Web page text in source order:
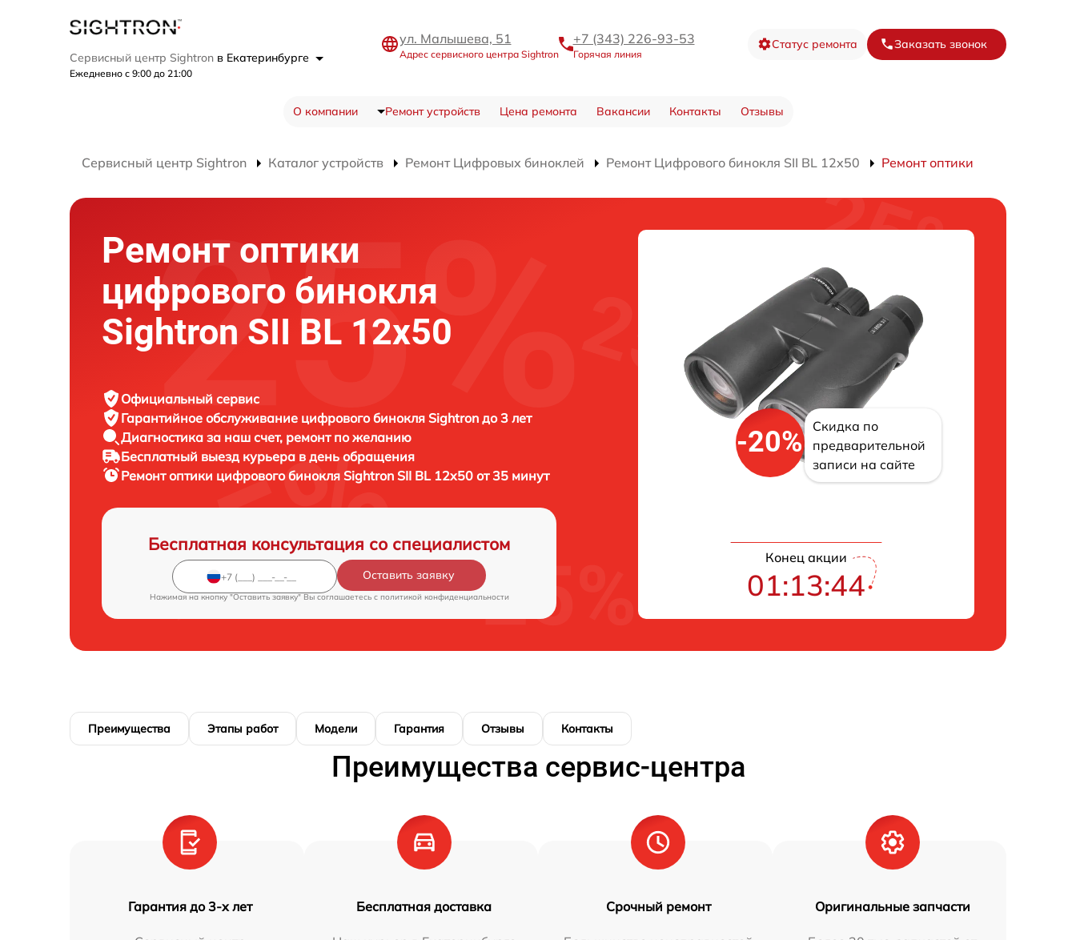
Сервисный центр Sightron в Екатеринбурге
Ежедневно с 9:00 до 21:00
ул. Малышева, 51
Адрес сервисного центра Sightron
+7 (343) 226-93-53
Горячая линия
Статус ремонта Заказать звонок
О компании Ремонт устройств Цена ремонта Вакансии Контакты Отзывы
Сервисный центр Sightron Каталог устройств Ремонт Цифровых биноклей Ремонт Цифрового бинокля SII BL 12x50 Ремонт оптики
Ремонт оптики
цифрового бинокля
Sightron SII BL 12x50
Официальный сервис
Гарантийное обслуживание цифрового бинокля Sightron до 3 лет
Диагностика за наш счет, ремонт по желанию
Бесплатный выезд курьера в день обращения
Ремонт оптики цифрового бинокля Sightron SII BL 12x50 от 35 минут
Бесплатная консультация со специалистом
Оставить заявку
Нажимая на кнопку "Оставить заявку" Вы соглашаетесь c политикой конфиденциальности
-20%
Скидка по
предварительной
записи на сайте
Конец акции
01:13:43
Преимущества Этапы работ Модели Гарантия Отзывы Контакты
Преимущества сервис-центра
Гарантия до 3-х лет Бесплатная доставка Срочный ремонт Оригинальные запчасти